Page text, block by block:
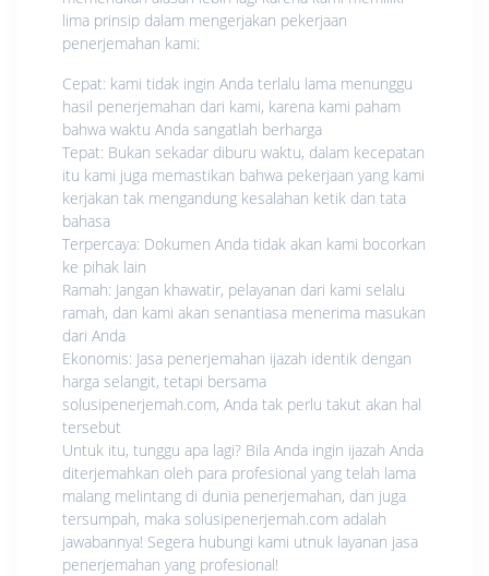
lima prinsip dalam mengerjakan pekerjaan
penerjemahan kami:
Cepat: kami tidak ingin Anda terlalu lama menunggu
hasil penerjemahan dari kami, karena kami paham
bahwa waktu Anda sangatlah berharga
Tepat: Bukan sekadar diburu waktu, dalam kecepatan
itu kami juga memastikan bahwa pekerjaan yang kami
kerjakan tak mengandung kesalahan ketik dan tata
bahasa
Terpercaya: Dokumen Anda tidak akan kami bocorkan
ke pihak lain
Ramah: Jangan khawatir, pelayanan dari kami selalu
ramah, dan kami akan senantiasa menerima masukan
dari Anda
Ekonomis: Jasa penerjemahan ijazah identik dengan
harga selangit, tetapi bersama
solusipenerjemah.com, Anda tak perlu takut akan hal
tersebut
Untuk itu, tunggu apa lagi? Bila Anda ingin ijazah Anda
diterjemahkan oleh para profesional yang telah lama
malang melintang di dunia penerjemahan, dan juga
tersumpah, maka solusipenerjemah.com adalah
jawabannya! Segera hubungi kami utnuk layanan jasa
penerjemahan yang profesional!